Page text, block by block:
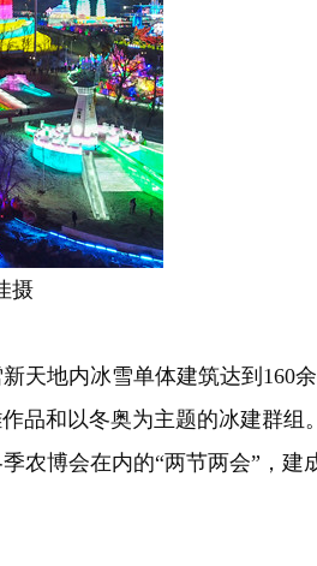
摄
地内冰雪单体建筑达到160
品和以冬奥为主题的冰建群组。
博会在内的“两节两会”，建